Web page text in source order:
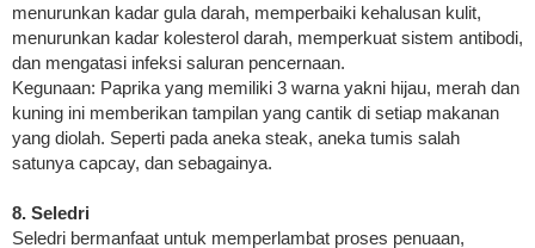
menurunkan kadar gula darah, memperbaiki kehalusan kulit,
menurunkan kadar kolesterol darah, memperkuat sistem antibodi,
dan mengatasi infeksi saluran pencernaan.
Kegunaan: Paprika yang memiliki 3 warna yakni hijau, merah dan
kuning ini memberikan tampilan yang cantik di setiap makanan
yang diolah. Seperti pada aneka steak, aneka tumis salah
satunya capcay, dan sebagainya.
8. Seledri
Seledri bermanfaat untuk memperlambat proses penuaan,